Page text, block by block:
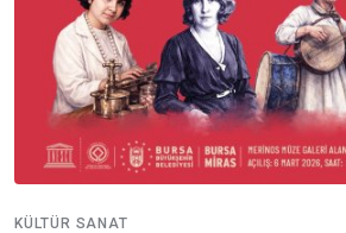
KÜLTÜR SANAT